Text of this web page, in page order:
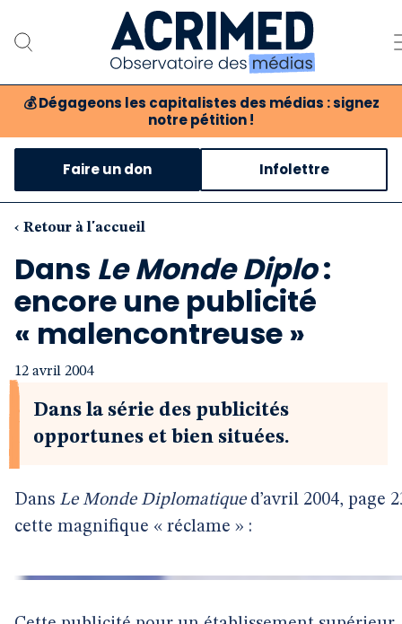
💰 Dégageons les capitalistes des médias : signez
notre pétition !
Notre association
Notre critique des médias
Notre revue
Boutique
Faire un don Infolettre
‹ Retour à l'accueil
Dans Le Monde Diplo:
encore une publicité
« malencontreuse »
12 avril 2004
Dans la série des publicités
opportunes et bien situées.
Dans Le Monde Diplomatiqued’avril 2004, page
cette magnifique « réclame » :